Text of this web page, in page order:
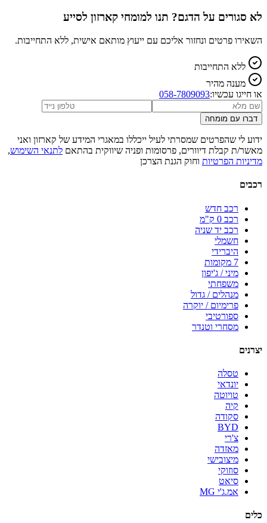
לא סגורים על הדגם? תנו למומחי קארזון לסייע
השאירו פרטים ונחזור אליכם עם ייעוץ מותאם אישית, ללא התחייבות.
ללא התחייבות
מענה מהיר
או חייגו עכשיו:058-7809093
דברו עם מומחה
ידוע לי שהפרטים שמסרתי לעיל ייכללו במאגרי המידע של קארזון ואני
מאשר/ת קבלת דיוורים, פרסומות ופניה שיווקית בהתאם לתנאי השימוש,
מדיניות הפרטיות וחוק הגנת הצרכן
רכבים
רכב חדש
רכב 0 ק"מ
רכב יד שניה
חשמלי
היברידי
7 מקומות
מיני / ג'יפון
משפחתי
מנהלים / גדול
פרימיום / יוקרה
ספורטיבי
מסחרי וטנדר
יצרנים
טסלה
יונדאי
טויוטה
קיה
סקודה
BYD
צ'רי
מאזדה
מיצובישי
סוזוקי
סיאט
אמ.ג'י MG
כלים